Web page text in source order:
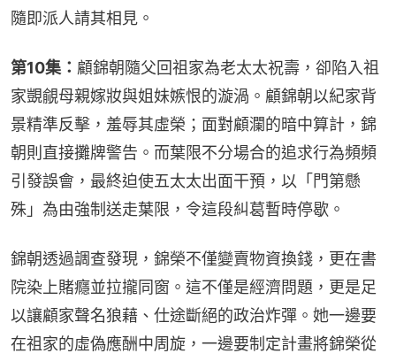
隨即派人請其相見。
第10集： 顧錦朝隨父回祖家為老太太祝壽，卻陷入祖
家覬覦母親嫁妝與姐妹嫉恨的漩渦。顧錦朝以紀家背
景精準反擊，羞辱其虛榮；面對顧瀾的暗中算計，錦
朝則直接攤牌警告。而葉限不分場合的追求行為頻頻
引發誤會，最終迫使五太太出面干預，以「門第懸
殊」為由強制送走葉限，令這段糾葛暫時停歇。
錦朝透過調查發現，錦榮不僅變賣物資換錢，更在書
院染上賭癮並拉攏同窗。這不僅是經濟問題，更是足
以讓顧家聲名狼藉、仕途斷絕的政治炸彈。她一邊要
在祖家的虛偽應酬中周旋，一邊要制定計畫將錦榮從